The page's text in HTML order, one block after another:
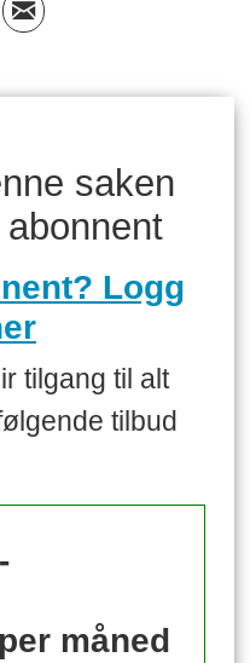
saken
Logg
tilgang til alt
tilbud
måned